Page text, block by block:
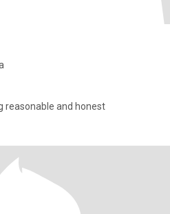
reasonable and honest